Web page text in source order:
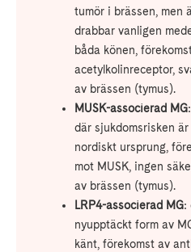
tumör i brässen, men
drabbar vanligen
båda könen,
acetylkolinreceptor,
av brässen (tymus).
MUSK-associerad MG
där sjukdomsrisken
nordiskt ursprung,
mot MUSK, ingen
av brässen (tymus).
LRP4-associerad MG:
nyupptäckt form av
känt, förekomst av